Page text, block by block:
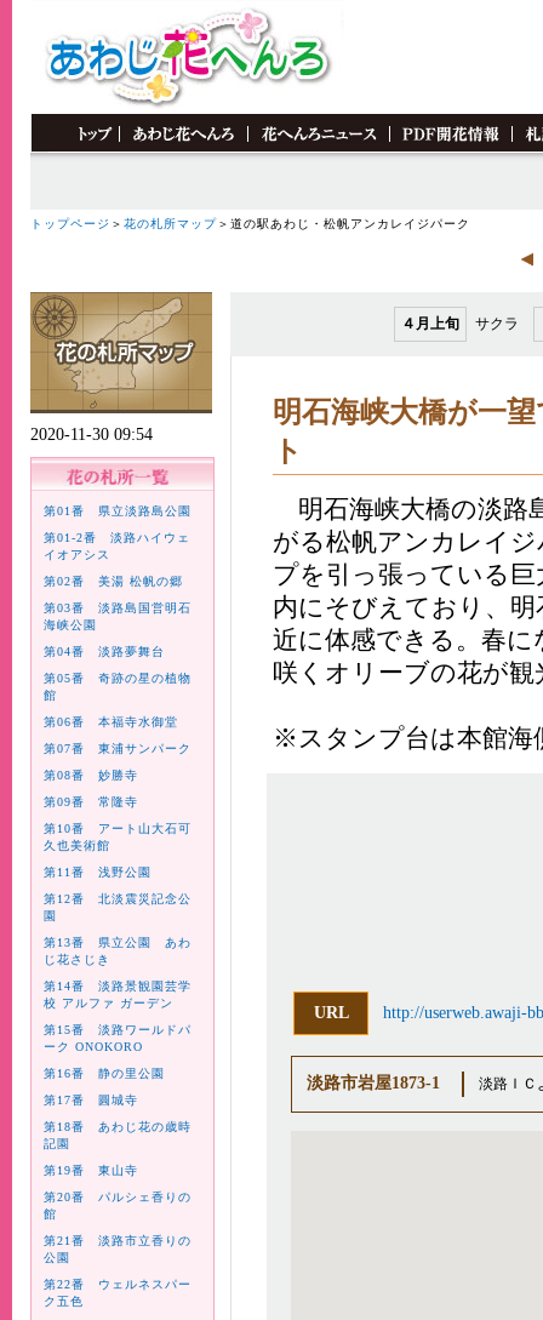
トップページ ＞ 花の札所マップ＞道の駅あわじ・松帆アンカレイジパーク
2020-11-30 09:54
第01番 県立淡路島公園
第01-2番 淡路ハイウェ
イオアシス
第02番 美湯 松帆の郷
第03番 淡路島国営明石
海峡公園
第04番 淡路夢舞台
第05番 奇跡の星の植物
館
第06番 本福寺水御堂
第07番 東浦サンパーク
第08番 妙勝寺
第09番 常隆寺
第10番 アート山大石可
久也美術館
第11番 浅野公園
第12番 北淡震災記念公
園
第13番 県立公園 あわ
じ花さじき
第14番 淡路景観園芸学
校 アルファ ガーデン
第15番 淡路ワールドパ
ーク ONOKORO
第16番 静の里公園
第17番 圓城寺
第18番 あわじ花の歳時
記園
第19番 東山寺
第20番 パルシェ香りの
館
第21番 淡路市立香りの
公園
第22番 ウェルネスパー
ク五色
４月上旬 サクラ
明石海峡大橋が一
ト
明石海峡大橋の淡路
がる松帆アンカレイ
プを引っ張っている
内にそびえており、
近に体感できる。春
咲くオリーブの花が
※スタンプ台は本館海
URL http://userweb.awaji-
淡路市岩屋1873-1 淡路ＩＣ